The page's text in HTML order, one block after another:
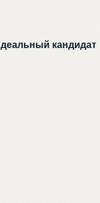
кандидат